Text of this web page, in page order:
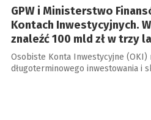
GPW i Ministerstwo
Kontach Inwestycyjnych.
znaleźć 100 mld zł w trzy
Osobiste Konta Inwestycyjne (OKI)
długoterminowego inwestowania i